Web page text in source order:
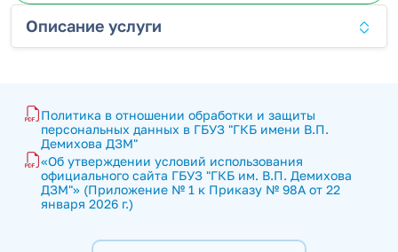
Описание услуги
Политика в отношении обработки и защиты
персональных данных в ГБУЗ "ГКБ имени В.П.
Демихова ДЗМ"
«Об утверждении условий использования
официального сайта ГБУЗ "ГКБ им. В.П. Демихова
ДЗМ"» (Приложение № 1 к Приказу № 98А от 22
января 2026 г.)